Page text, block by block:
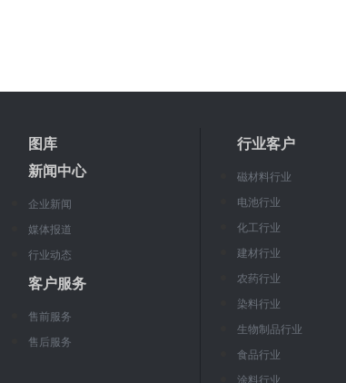
图库
新闻中心
企业新闻
媒体报道
行业动态
客户服务
售前服务
售后服务
行业客户
磁材料行业
电池行业
化工行业
建材行业
农药行业
染料行业
生物制品行业
食品行业
涂料行业